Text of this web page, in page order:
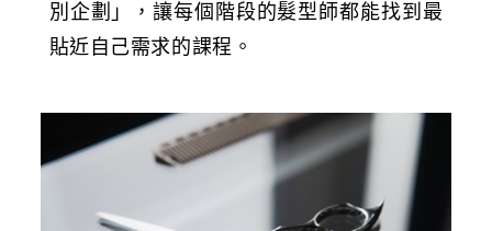
別企劃」，讓每個階段的髮型師都能找到最
貼近自己需求的課程。